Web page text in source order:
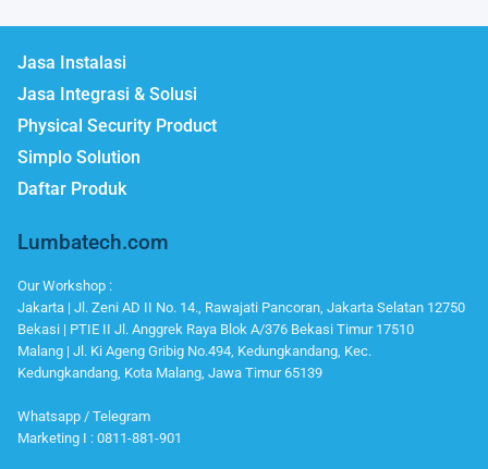
Jasa Instalasi
Jasa Integrasi & Solusi
Physical Security Product
Simplo Solution
Daftar Produk
Lumbatech.com
Our Workshop :
Jakarta | Jl. Zeni AD II No. 14., Rawajati Pancoran, Jakarta Selatan 12750
Bekasi | PTIE II Jl. Anggrek Raya Blok A/376 Bekasi Timur 17510
Malang | Jl. Ki Ageng Gribig No.494, Kedungkandang, Kec.
Kedungkandang, Kota Malang, Jawa Timur 65139
Whatsapp / Telegram
Marketing I : 0811-881-901